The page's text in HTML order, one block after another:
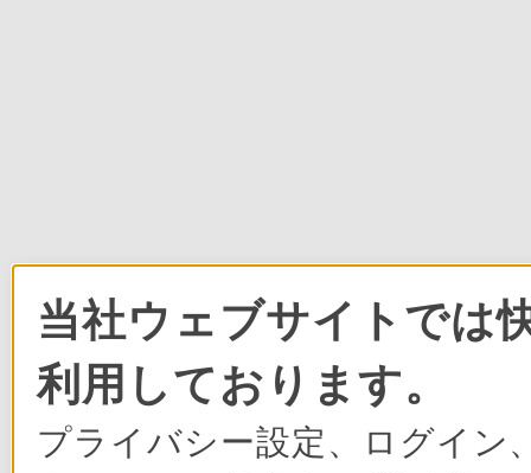
当社ウェブサイトでは
利用しております。
プライバシー設定、ログイン